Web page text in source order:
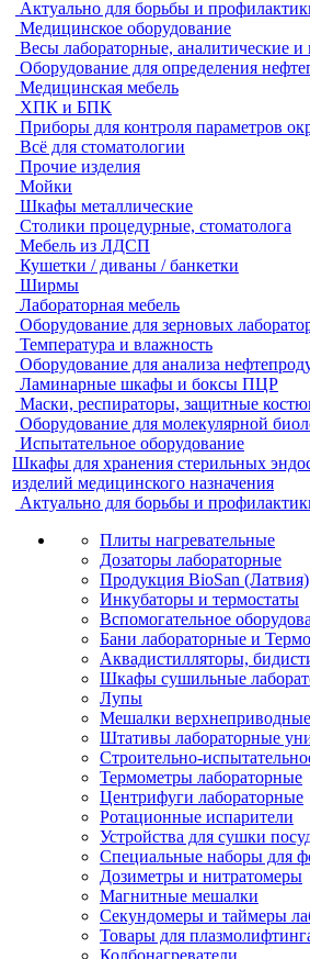
Актуально для борьбы и
Медицинское оборудование
Весы лабораторные, аналитические
Оборудование для определения
Медицинская мебель
ХПК и БПК
Приборы для контроля параметров
Всё для стоматологии
Прочие изделия
Мойки
Шкафы металлические
Столики процедурные, стоматолога
Мебель из ЛДСП
Кушетки / диваны / банкетки
Ширмы
Лабораторная мебель
Оборудование для зерновых
Температура и влажность
Оборудование для анализа
Ламинарные шкафы и боксы ПЦР
Маски, респираторы, защитные
Оборудование для молекулярной
Испытательное оборудование
Шкафы для хранения стерильных
изделий медицинского назначения
Актуально для борьбы и
Плиты нагревательные
Дозаторы лабораторные
Продукция BioSan (Латвия)
Инкубаторы и термостаты
Вспомогательное
Бани лабораторные и
Аквадистилляторы,
Шкафы сушильные
Лупы
Мешалки верхнеприводные
Штативы лабораторные
Строительно-
Термометры лабораторные
Центрифуги лабораторные
Ротационные испарители
Устройства для сушки
Специальные наборы для
Дозиметры и нитратомеры
Магнитные мешалки
Секундомеры и таймеры
Товары для
Колбонагреватели